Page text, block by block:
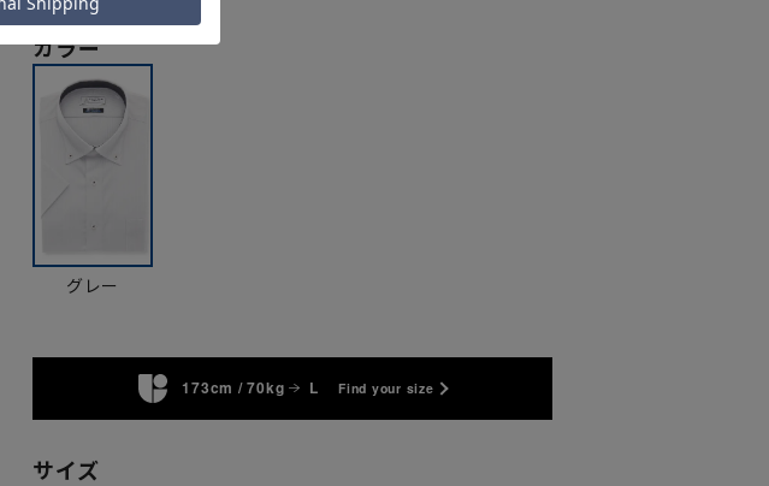
カラー
グレー
173cm / 70kg L Find your size
サイズ